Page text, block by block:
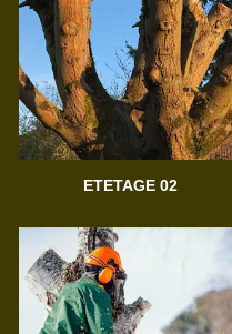
ETETAGE 02